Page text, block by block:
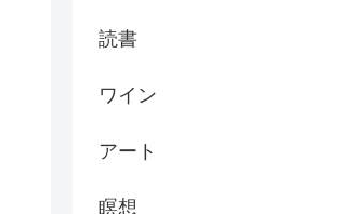
読書
ワイン
アート
瞑想